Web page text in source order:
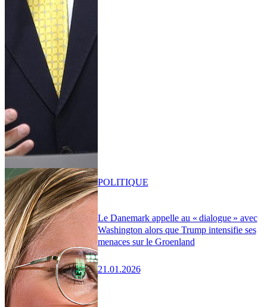
Le Danemark appelle au « dialogue » avec
Washington alors que Trump intensifie ses
menaces sur le Groenland
21.01.2026
POLITIQUE